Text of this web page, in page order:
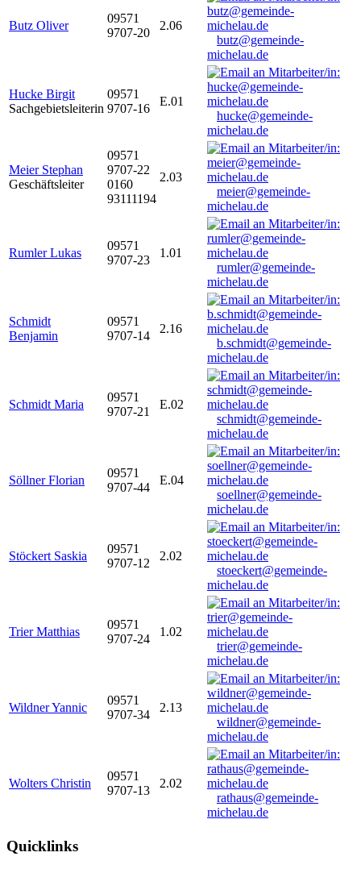
Butz Oliver
09571
9707-20
2.06
butz@gemeinde-
michelau.de
Hucke Birgit
Sachgebietsleiterin
09571
9707-16
E.01
hucke@gemeinde-
michelau.de
Meier Stephan
Geschäftsleiter
09571
9707-22
0160
93111194
2.03
meier@gemeinde-
michelau.de
Rumler Lukas
09571
9707-23
1.01
rumler@gemeinde-
michelau.de
Schmidt
Benjamin
09571
9707-14
2.16
b.schmidt@gemeinde-
michelau.de
Schmidt Maria
09571
9707-21
E.02
schmidt@gemeinde-
michelau.de
Söllner Florian
09571
9707-44
E.04
soellner@gemeinde-
michelau.de
Stöckert Saskia
09571
9707-12
2.02
stoeckert@gemeinde-
michelau.de
Trier Matthias
09571
9707-24
1.02
trier@gemeinde-
michelau.de
Wildner Yannic
09571
9707-34
2.13
wildner@gemeinde-
michelau.de
Wolters Christin
09571
9707-13
2.02
rathaus@gemeinde-
michelau.de
Quicklinks